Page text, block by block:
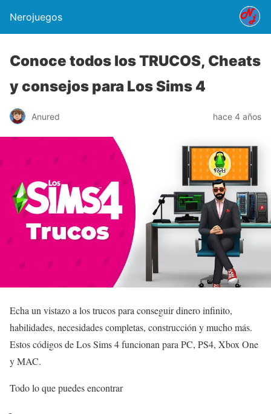
Nerojuegos
Conoce todos los TRUCOS, Cheats
y consejos para Los Sims 4
Anured hace 4 años
Echa un vistazo a los trucos para conseguir dinero infinito,
habilidades, necesidades completas, construcción y mucho más.
Estos códigos de Los Sims 4 funcionan para PC, PS4, Xbox One
y MAC.
Todo lo que puedes encontrar